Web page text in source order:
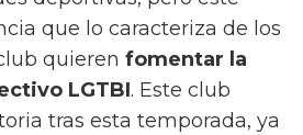
que lo caracteriza de los
quieren fomentar la
LGTBI. Este club
tras esta temporada, ya